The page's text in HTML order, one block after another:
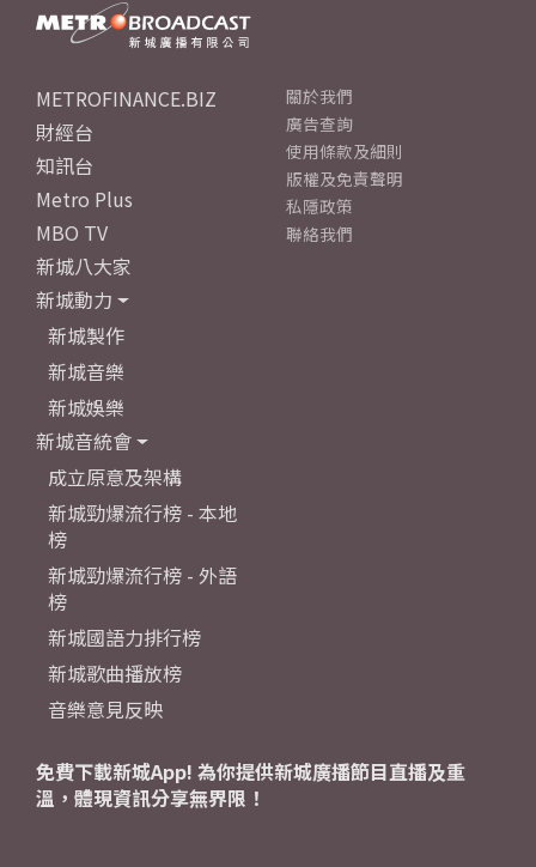
METROFINANCE.BIZ
財經台
知訊台
Metro Plus
MBO TV
新城八大家
新城動力
新城製作
新城音樂
新城娛樂
新城音統會
成立原意及架構
新城勁爆流行榜 - 本地
榜
新城勁爆流行榜 - 外語
榜
新城國語力排行榜
新城歌曲播放榜
音樂意見反映
關於我們
廣告查詢
使用條款及細則
版權及免責聲明
私隱政策
聯絡我們
免費下載新城App! 為你提供新城廣播節目直播及重
溫，體現資訊分享無界限！